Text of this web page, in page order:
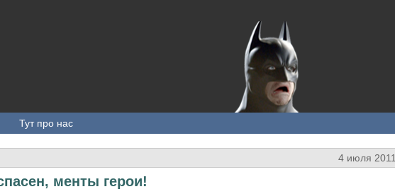
Тут про нас
4 июля 2011
менты герои!